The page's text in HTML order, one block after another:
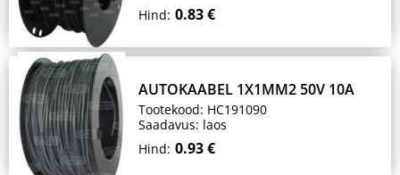
Hind: 0.83 €
AUTOKAABEL 1X1MM2 50V 10A
Tootekood: HC191090
Saadavus: laos
Hind: 0.93 €